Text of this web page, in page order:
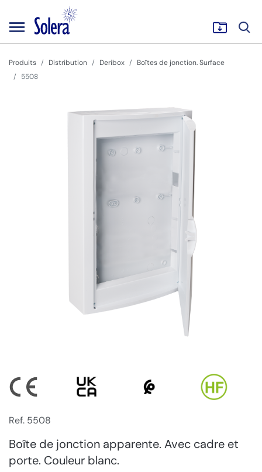
Produits Distribution Deribox
Boîtes de jonction. Surface
5508
Ref. 5508
Boîte de jonction apparente. Avec cadre et
porte. Couleur blanc.